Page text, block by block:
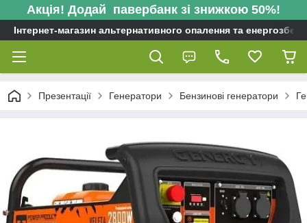
Акція! Додай павербанк зі знижкою 50%!
Інтернет-магазин альтернативного опалення та
Презентації Генератори Бензинові генератори